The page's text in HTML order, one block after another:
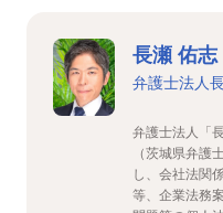
長瀬 佑志
弁護士法人
弁護士法人「
（茨城県弁護
し、会社法関
等、企業法務